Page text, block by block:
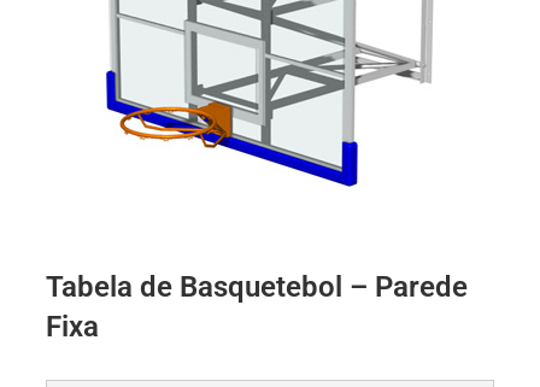
Tabela de Basquetebol – Parede
Fixa